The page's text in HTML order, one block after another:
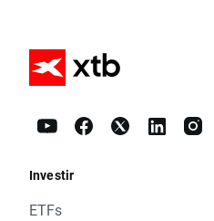
Investir
ETFs